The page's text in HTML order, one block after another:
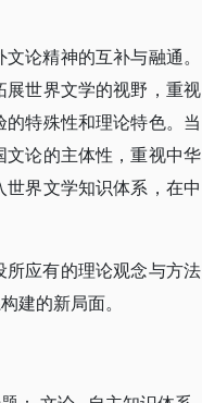
论精神的互补与融通。
世界文学的视野，重视
特殊性和理论特色。当
论的主体性，重视中华
界文学知识体系，在中
应有的理论观念与方法
建的新局面。